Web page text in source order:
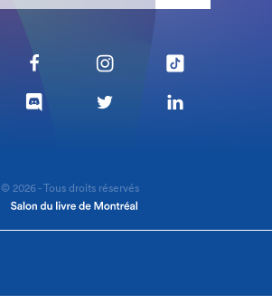
© 2026 - Tous droits réservés